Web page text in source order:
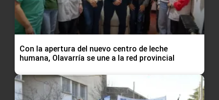
Con la apertura del nuevo centro de leche
humana, Olavarría se une a la red provincial